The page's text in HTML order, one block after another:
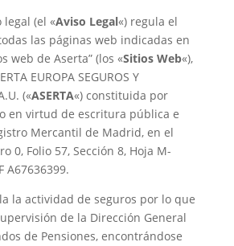
legal (el «Aviso Legal«) regula el
las páginas web indicadas en
web de Aserta” (los «Sitios Web«),
EUROPA SEGUROS Y
(«ASERTA«) constituida por
en virtud de escritura pública e
Mercantil de Madrid, en el
0, Folio 57, Sección 8, Hoja M-
A67636399.
la actividad de seguros por lo que
de la Dirección General
de Pensiones, encontrándose